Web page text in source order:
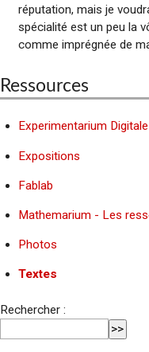
réputation, mais je
spécialité est un peu la
comme imprégnée de
Ressources
Experimentarium Digitale
Expositions
Fablab
Mathemarium - Les
Photos
Textes
Rechercher :